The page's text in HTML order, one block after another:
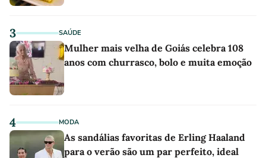
3 SAÚDE
Mulher mais velha de Goiás celebra 108
anos com churrasco, bolo e muita emoção
4 MODA
As sandálias favoritas de Erling Haaland
para o verão são um par perfeito, ideal